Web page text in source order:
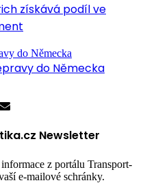
získává podíl ve
do Německa
Newsletter
z portálu Transport-
e-mailové schránky.